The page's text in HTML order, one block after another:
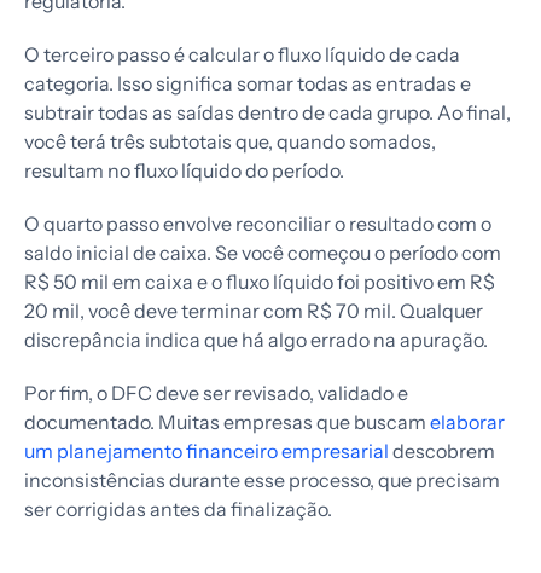
O terceiro passo é calcular o fluxo líquido de cada
categoria. Isso significa somar todas as entradas e
subtrair todas as saídas dentro de cada grupo. Ao final,
você terá três subtotais que, quando somados,
resultam no fluxo líquido do período.
O quarto passo envolve reconciliar o resultado com o
saldo inicial de caixa. Se você começou o período com
R$ 50 mil em caixa e o fluxo líquido foi positivo em R$
20 mil, você deve terminar com R$ 70 mil. Qualquer
discrepância indica que há algo errado na apuração.
Por fim, o DFC deve ser revisado, validado e
documentado. Muitas empresas que buscam elaborar
um planejamento financeiro empresarial descobrem
inconsistências durante esse processo, que precisam
ser corrigidas antes da finalização.